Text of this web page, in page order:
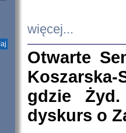
więcej...
Otwarte
Koszarska-
gdzie
dyskurs o